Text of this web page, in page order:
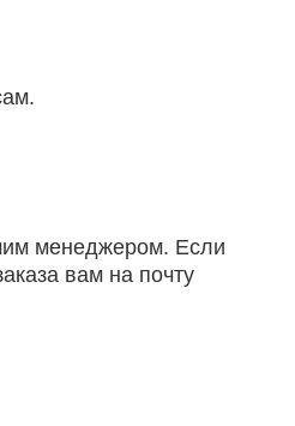
менеджером. Если
вам на почту